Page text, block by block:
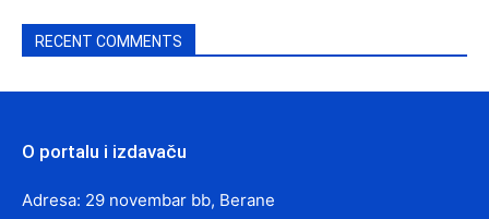
RECENT COMMENTS
O portalu i izdavaču
Adresa: 29 novembar bb, Berane